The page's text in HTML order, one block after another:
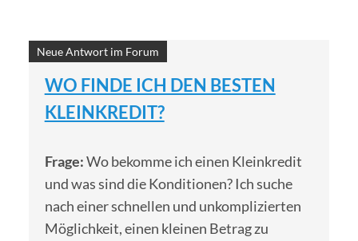
Neue Antwort im Forum
WO FINDE ICH DEN BESTEN
KLEINKREDIT?
Frage:Wo bekomme ich einen Kleinkredit
und was sind die Konditionen? Ich suche
nach einer schnellen und unkomplizierten
Möglichkeit, einen kleinen Betrag zu